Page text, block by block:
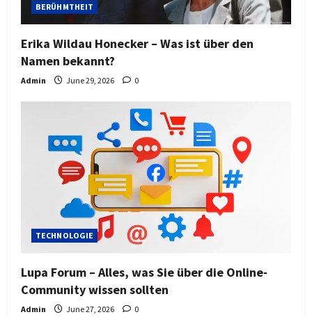
BERÜHMTHEIT
Erika Wildau Honecker – Was ist über den
Namen bekannt?
Admin June 29, 2026 0
TECHNOLOGIE
Lupa Forum – Alles, was Sie über die Online-
Community wissen sollten
Admin June 27, 2026 0